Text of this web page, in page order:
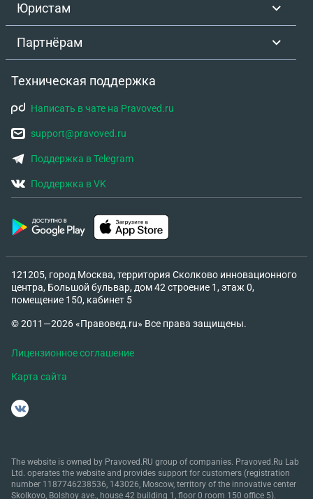
Юристам
Партнёрам
Техническая поддержка
Написать в чате на Pravoved.ru
support@pravoved.ru
Поддержка в Telegram
Поддержка в VK
121205, город Москва, территория Сколково инновационного
центра, Большой бульвар, дом 42 строение 1, этаж 0,
помещение 150, кабинет 5
© 2011—2026 «Правовед.ru» Все права защищены.
Лицензионное соглашение
Карта сайта
The website is owned by Pravoved.RU group of companies. Pravoved.Ru Lab
Ltd. operates the website and provides support for customers (registration
number 1187746238536, 143026, Moscow, territory of the innovative center
Skolkovo, Bolshoy ave., house 42 building 1, floor 0 room 150 office 5).